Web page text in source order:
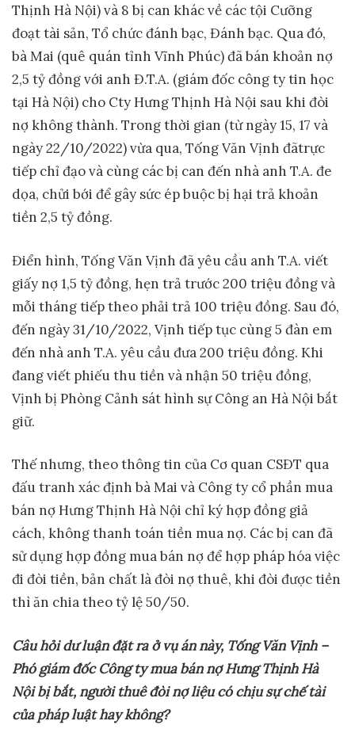
Thịnh Hà Nội) và 8 bị can khác về các tội Cưỡng
đoạt tài sản, Tổ chức đánh bạc, Đánh bạc. Qua đó,
bà Mai (quê quán tỉnh Vĩnh Phúc) đã bán khoản nợ
2,5 tỷ đồng với anh Đ.T.A. (giám đốc công ty tin học
tại Hà Nội) cho Cty Hưng Thịnh Hà Nội sau khi đòi
nợ không thành. Trong thời gian (từ ngày 15, 17 và
ngày 22/10/2022) vừa qua, Tống Văn Vịnh đãtrực
tiếp chỉ đạo và cùng các bị can đến nhà anh T.A. đe
dọa, chửi bới để gây sức ép buộc bị hại trả khoản
tiền 2,5 tỷ đồng.
Điển hình, Tống Văn Vịnh đã yêu cầu anh T.A. viết
giấy nợ 1,5 tỷ đồng, hẹn trả trước 200 triệu đồng và
mỗi tháng tiếp theo phải trả 100 triệu đồng. Sau đó,
đến ngày 31/10/2022, Vịnh tiếp tục cùng 5 đàn em
đến nhà anh T.A. yêu cầu đưa 200 triệu đồng. Khi
đang viết phiếu thu tiền và nhận 50 triệu đồng,
Vịnh bị Phòng Cảnh sát hình sự Công an Hà Nội bắt
giữ.
Thế nhưng, theo thông tin của Cơ quan CSĐT qua
đấu tranh xác định bà Mai và Công ty cổ phần mua
bán nợ Hưng Thịnh Hà Nội chỉ ký hợp đồng giả
cách, không thanh toán tiền mua nợ. Các bị can đã
sử dụng hợp đồng mua bán nợ để hợp pháp hóa việc
đi đòi tiền, bản chất là đòi nợ thuê, khi đòi được tiền
thì ăn chia theo tỷ lệ 50/50.
Câuhỏi dư luận đặt ra ở vụ án này, Tống Văn Vịnh –
Phó giám đốc Công ty mua bán nợ Hưng Thịnh Hà
Nội bị bắt, người thuê đòi nợ liệucó chịu sựchế tài
củapháp luậthay không?